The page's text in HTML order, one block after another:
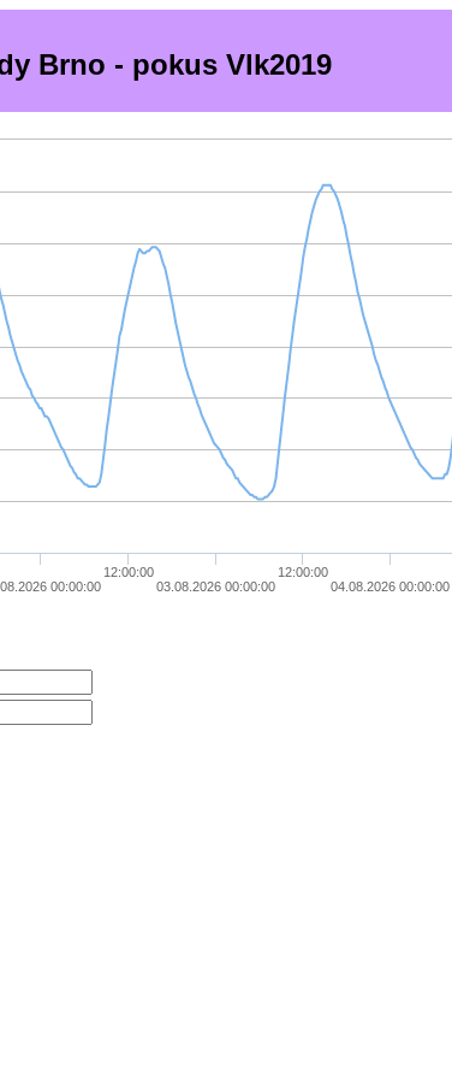
Brno - pokus Vlk2019
00:00:00
12:00:00
03.08.2026 00:00:00
12:00:00
04.08.2026 00:00:00